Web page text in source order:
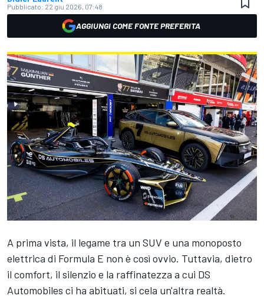
Pubblicato: 22 giu 2026, 07:48
AGGIUNGI COME FONTE PREFERITA
A prima vista, il legame tra un SUV e una monoposto
elettrica di Formula E non è così ovvio. Tuttavia, dietro
il comfort, il silenzio e la raffinatezza a cui DS
Automobiles ci ha abituati, si cela un'altra realtà.